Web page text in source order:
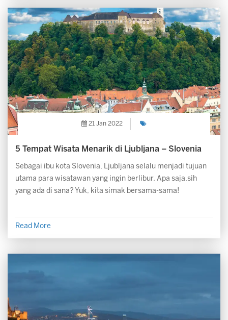
21 Jan 2022
5 Tempat Wisata Menarik di Ljubljana – Slovenia
Sebagai ibu kota Slovenia, Ljubljana selalu menjadi tujuan
utama para wisatawan yang ingin berlibur. Apa saja,sih
yang ada di sana? Yuk, kita simak bersama-sama!
Read More